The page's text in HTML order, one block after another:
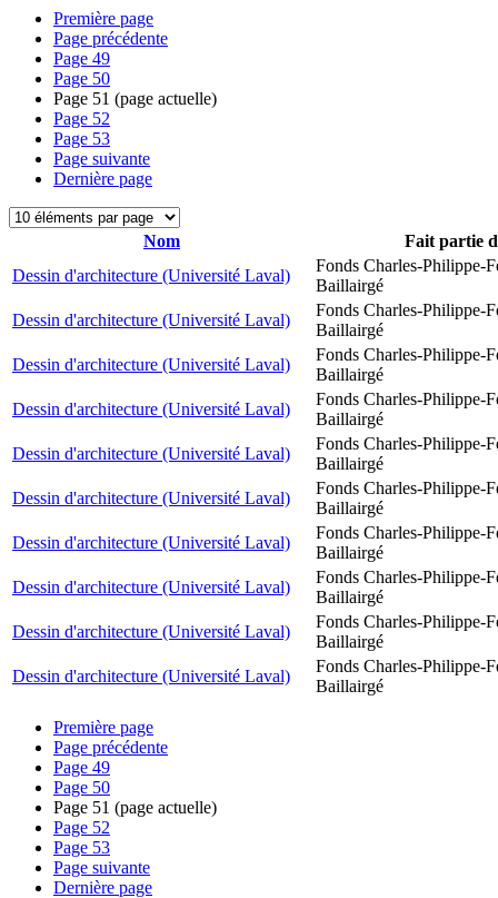
Première page
Page précédente
Page 49
Page 50
Page 51 (page actuelle)
Page 52
Page 53
Page suivante
Dernière page
Nom
Fait partie
Dessin d'architecture (Université Laval)
Fonds Charles-Philippe-
Baillairgé
Dessin d'architecture (Université Laval)
Fonds Charles-Philippe-
Baillairgé
Dessin d'architecture (Université Laval)
Fonds Charles-Philippe-
Baillairgé
Dessin d'architecture (Université Laval)
Fonds Charles-Philippe-
Baillairgé
Dessin d'architecture (Université Laval)
Fonds Charles-Philippe-
Baillairgé
Dessin d'architecture (Université Laval)
Fonds Charles-Philippe-
Baillairgé
Dessin d'architecture (Université Laval)
Fonds Charles-Philippe-
Baillairgé
Dessin d'architecture (Université Laval)
Fonds Charles-Philippe-
Baillairgé
Dessin d'architecture (Université Laval)
Fonds Charles-Philippe-
Baillairgé
Dessin d'architecture (Université Laval)
Fonds Charles-Philippe-
Baillairgé
Première page
Page précédente
Page 49
Page 50
Page 51 (page actuelle)
Page 52
Page 53
Page suivante
Dernière page